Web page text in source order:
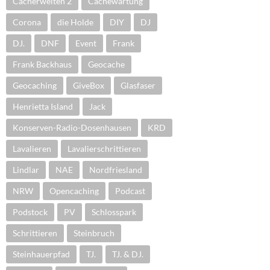
Corona die Holde DIY DJ
DJ. DNF Event Frank
Frank Backhaus Geocache
Geocaching GiveBox Glasfaser
Henrietta Island Jack
Konserven-Radio-Dosenhausen KRD
Lavalieren Lavalierschrittieren
Lindlar NAE Nordfriesland
NRW Opencaching Podcast
Podstock PV Schlosspark
Schrittieren Steinbruch
Steinhauerpfad TJ. TJ. & DJ.